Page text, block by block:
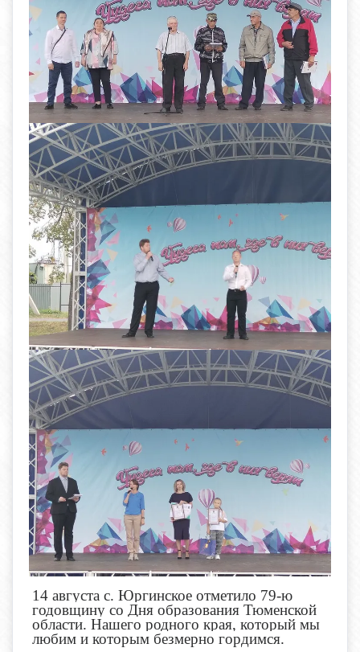
14 августа с. Юргинское отметило 79-ю
годовщину со Дня образования Тюменской
области. Нашего родного края, который мы
любим и которым безмерно гордимся.